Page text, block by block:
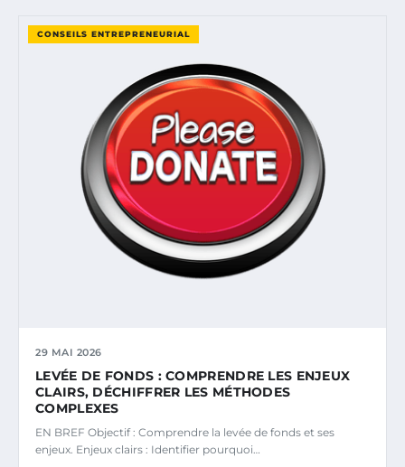
CONSEILS ENTREPRENEURIAL
29 MAI 2026
LEVÉE DE FONDS : COMPRENDRE LES ENJEUX
CLAIRS, DÉCHIFFRER LES MÉTHODES
COMPLEXES
EN BREF Objectif : Comprendre la levée de fonds et ses
enjeux. Enjeux clairs : Identifier pourquoi…